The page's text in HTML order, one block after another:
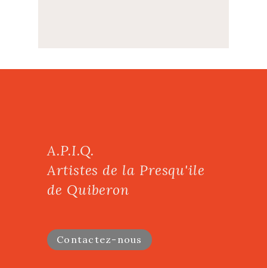
A.P.I.Q.
Artistes de la Presqu'ile
de Quiberon
Contactez-nous